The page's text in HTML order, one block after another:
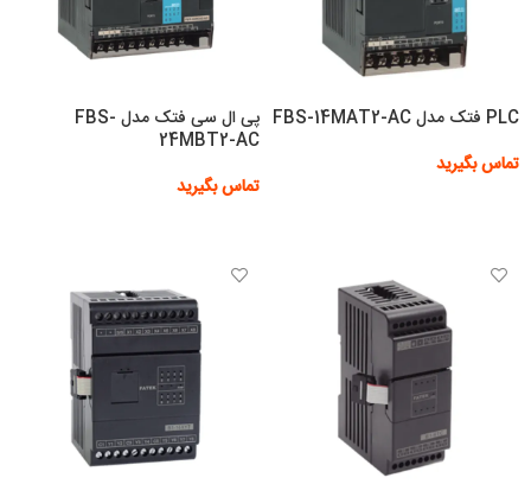
PLC فتک مدل FBS-14MAT2-AC
تماس بگیرید
پی ال سی فتک مدل FBS-
24MBT2-AC
تماس بگیرید